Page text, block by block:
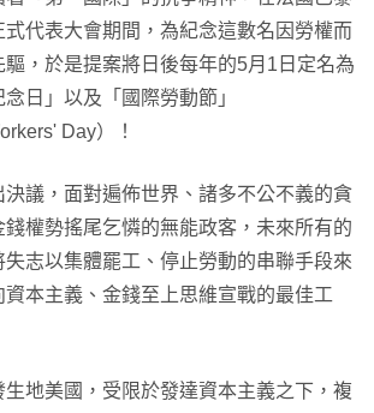
代表大會期間，為紀念這數名因勞權而
，於是提案將日後每年的5月1日定名為
念日」以及「國際勞動節」
Day）！
議，面對遍佈世界、諸多不公不義的貪
權勢搖尾乞憐的無能政客，未來所有的
志以集體罷工、停止勞動的串聯手段來
本主義、金錢至上思維宣戰的最佳工
生地美國，受限於發達資本主義之下，複